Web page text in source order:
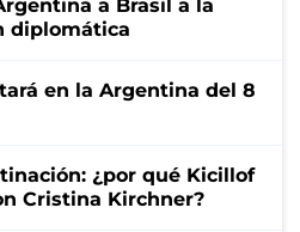
a Brasil a la
diplomática
en la Argentina del 8
¿por qué Kicillof
Cristina Kirchner?